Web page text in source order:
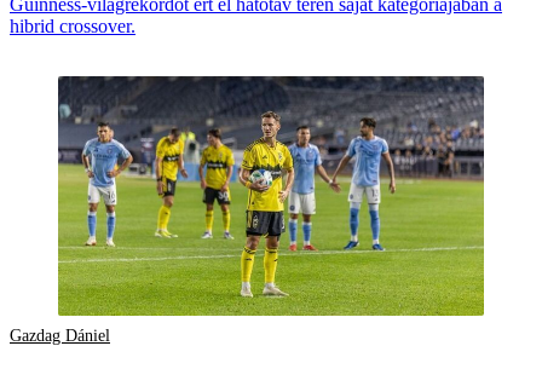
Guinness-világrekordot ért el hatótáv terén saját kategóriájában a
hibrid crossover.
Gazdag Dániel